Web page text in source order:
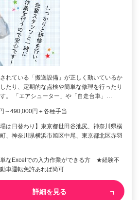
れている「搬送設備」が正しく動いているか
たり、定期的な点検や簡単な修理を行ったり
。 「エアシューター」や「自走台車」…
～490,000円＋各種手当
場は日替わり】東京都世田谷池尻、神奈川県横
、神奈川県横浜市旭区中尾、東京都北区赤羽
なExcelでの入力作業ができる方 ★経験不
運転免許あれば尚可
詳細を見る